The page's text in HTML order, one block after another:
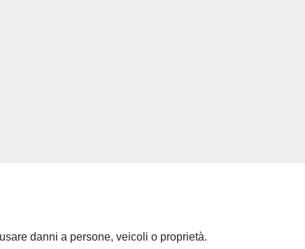
danni a persone, veicoli o proprietà.